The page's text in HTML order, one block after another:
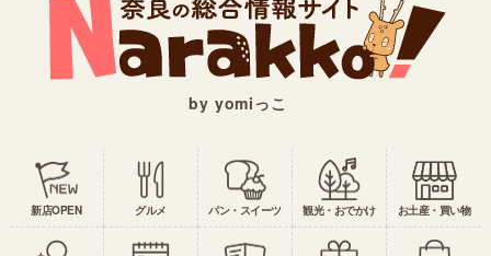
by yomiっこ
新店OPEN グルメ パン・スイーツ 観光・おでかけ お土産・買い物